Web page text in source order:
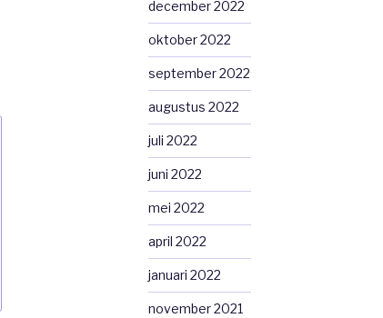
december 2022
oktober 2022
september 2022
augustus 2022
juli 2022
juni 2022
mei 2022
april 2022
januari 2022
november 2021